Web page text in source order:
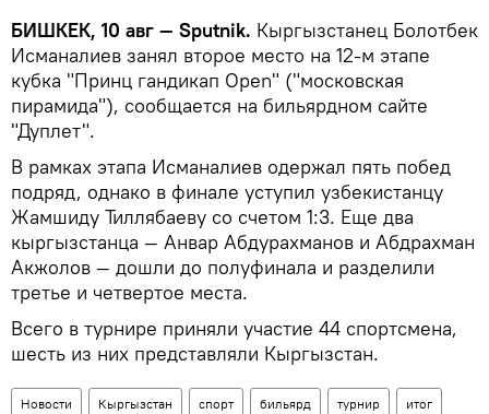
БИШКЕК, 10 авг — Sputnik. Кыргызстанец Болотбек
Исманалиев занял второе место на 12-м этапе
кубка "Принц гандикап Open" ("московская
пирамида"), сообщается на бильярдном сайте
"Дуплет".
В рамках этапа Исманалиев одержал пять побед
подряд, однако в финале уступил узбекистанцу
Жамшиду Тиллябаеву со счетом 1:3. Еще два
кыргызстанца — Анвар Абдурахманов и Абдрахман
Акжолов — дошли до полуфинала и разделили
третье и четвертое места.
Всего в турнире приняли участие 44 спортсмена,
шесть из них представляли Кыргызстан.
Новости Кыргызстан спорт бильярд турнир итог